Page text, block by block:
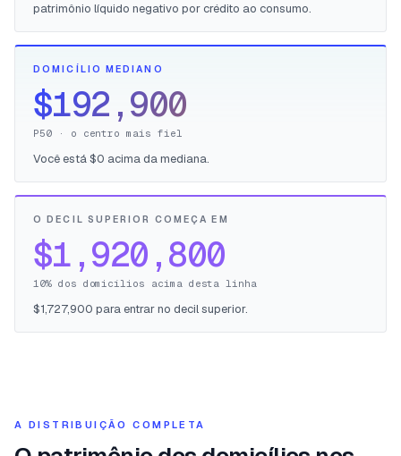
patrimônio líquido negativo por crédito ao consumo.
DOMICÍLIO MEDIANO
$192,900
P50 · o centro mais fiel
Você está $0 acima da mediana.
O DECIL SUPERIOR COMEÇA EM
$1,920,800
10% dos domicílios acima desta linha
$1,727,900 para entrar no decil superior.
A DISTRIBUIÇÃO COMPLETA